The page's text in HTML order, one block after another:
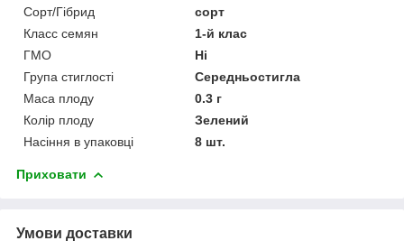
Сорт/Гібрид
сорт
Класс семян
1-й клас
ГМО
Ні
Група стиглості
Середньостигла
Маса плоду
0.3 г
Колір плоду
Зелений
Насіння в упаковці
8 шт.
Приховати
Умови доставки